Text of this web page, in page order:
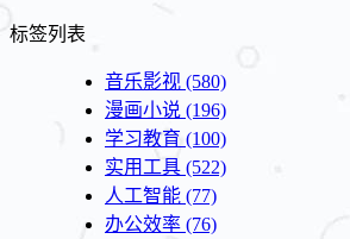
标签列表
音乐影视 (580)
漫画小说 (196)
学习教育 (100)
实用工具 (522)
人工智能 (77)
办公效率 (76)